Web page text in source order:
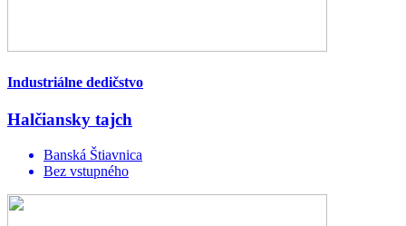
Industriálne dedičstvo
Halčiansky tajch
Banská Štiavnica
Bez vstupného